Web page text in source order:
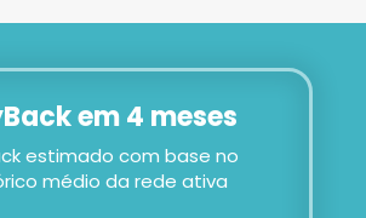
em 4 meses
estimado com base no
médio da rede ativa